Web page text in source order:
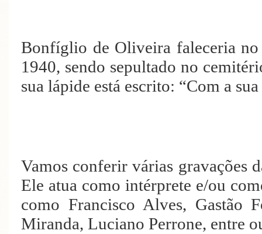
Bonfíglio de Oliveira faleceria
1940, sendo sepultado no
sua lápide está escrito: “Com a
Vamos conferir várias gravações
Ele atua como intérprete e/ou
como Francisco Alves, Gastão
Miranda, Luciano Perrone, entre